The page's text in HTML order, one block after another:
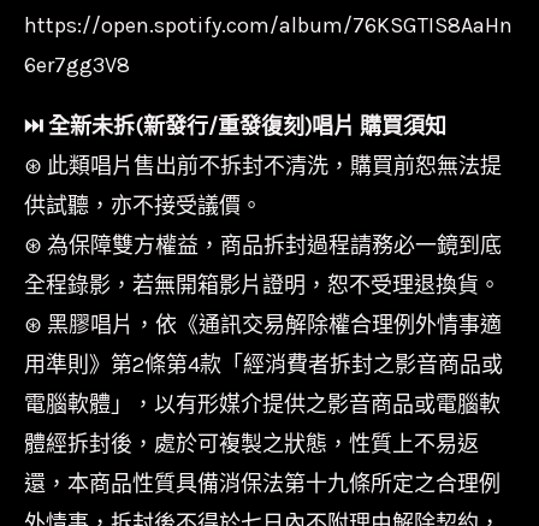
https://open.spotify.com/album/76KSGTIS8AaHn
6er7gg3V8
⏭︎ 全新未拆(新發行/重發復刻)唱片 購買須知
⊛ 此類唱片售出前不拆封不清洗，購買前恕無法提
供試聽，亦不接受議價。
⊛ 為保障雙方權益，商品拆封過程請務必一鏡到底
全程錄影，若無開箱影片證明，恕不受理退換貨。
⊛ 黑膠唱片，依《通訊交易解除權合理例外情事適
用準則》第2條第4款「經消費者拆封之影音商品或
電腦軟體」，以有形媒介提供之影音商品或電腦軟
體經拆封後，處於可複製之狀態，性質上不易返
還，本商品性質具備消保法第十九條所定之合理例